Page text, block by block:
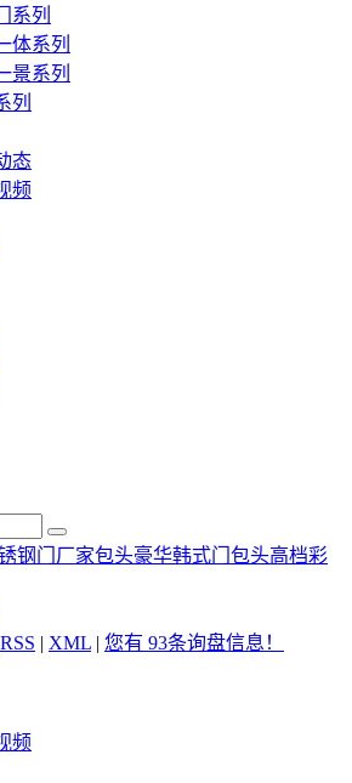
系列
体系列
景系列
列
态
频
钢门厂家包头豪华韩式门 包头高档彩
RSS | XML | 您有 93条询盘信息！
频